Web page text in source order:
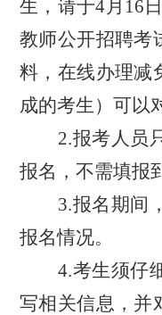
生，请于4月16
教师公开招聘考
料 ， 在线办理减
成的考生） 可以
2.报考人员
报名，不需填报
3.报名期间
报名情况。
4.考生须仔
写相关信息 ，